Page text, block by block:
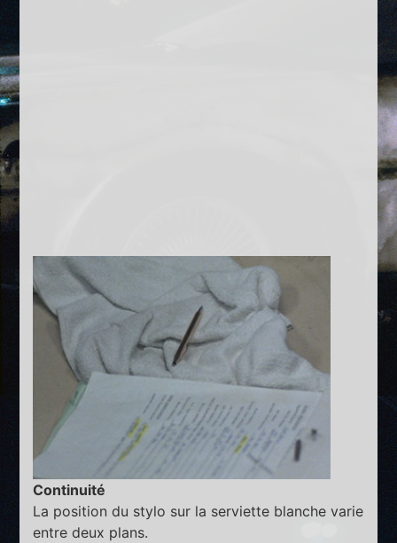
Continuité
La position du stylo sur la serviette blanche varie
entre deux plans.